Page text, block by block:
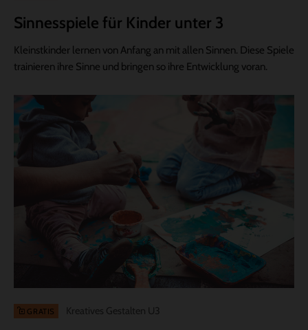
Sinnesspiele für Kinder unter 3
Kleinstkinder lernen von Anfang an mit allen Sinnen. Diese Spiele
trainieren ihre Sinne und bringen so ihre Entwicklung voran.
GRATIS Kreatives Gestalten U3